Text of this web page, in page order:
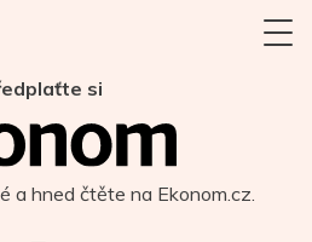
si
a hned čtěte na Ekonom.cz.